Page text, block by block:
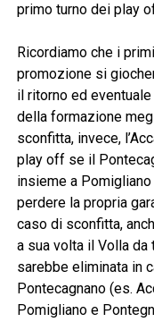
primo turno dei play
Ricordiamo che i
promozione si
il ritorno ed
della formazione
sconfitta, invece,
play off se il
insieme a
perdere la propria
caso di sconfitta,
a sua volta il Volla da
sarebbe eliminata in
Pontecagnano (es.
Pomigliano e